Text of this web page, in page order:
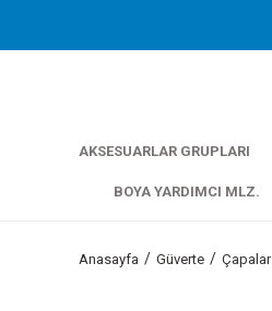
AKSESUARLAR GRUPLARI
BOYA YARDIMCI MLZ.
Anasayfa Güverte Çapalar